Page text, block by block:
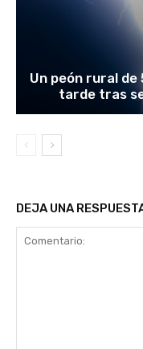
Un peón rural
tarde tras
DEJA UNA